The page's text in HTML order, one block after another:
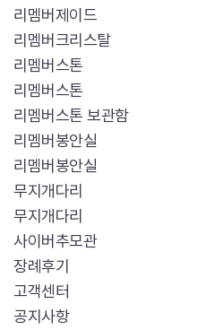
리멤버제이드
리멤버크리스탈
리멤버스톤
리멤버스톤
리멤버스톤 보관함
리멤버봉안실
리멤버봉안실
무지개다리
무지개다리
사이버추모관
장례후기
고객센터
공지사항